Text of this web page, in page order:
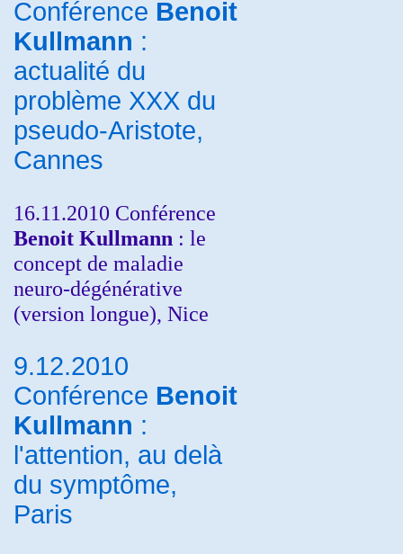
Conférence Benoit
Kullmann :
actualité du
problème XXX du
pseudo-Aristote,
Cannes
16.11.2010 Conférence
Benoit Kullmann : le
concept de maladie
neuro-dégénérative
(version longue), Nice
9.12.2010
Conférence Benoit
Kullmann :
l'attention, au delà
du symptôme,
Paris